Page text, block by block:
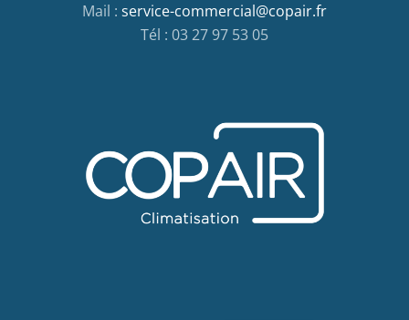
Mail : service-commercial@copair.fr
Tél : 03 27 97 53 05